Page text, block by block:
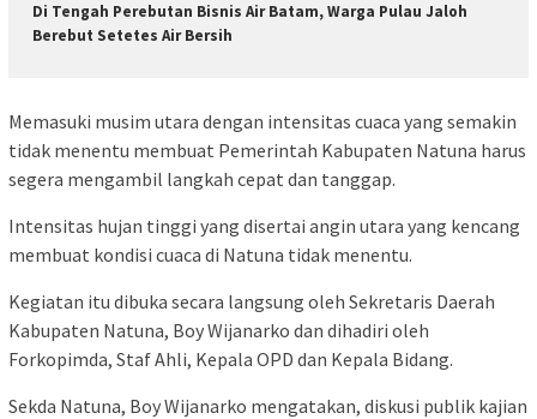
Di Tengah Perebutan Bisnis Air Batam, Warga Pulau Jaloh
Berebut Setetes Air Bersih
Memasuki musim utara dengan intensitas cuaca yang semakin
tidak menentu membuat Pemerintah Kabupaten Natuna harus
segera mengambil langkah cepat dan tanggap.
Intensitas hujan tinggi yang disertai angin utara yang kencang
membuat kondisi cuaca di Natuna tidak menentu.
Kegiatan itu dibuka secara langsung oleh Sekretaris Daerah
Kabupaten Natuna, Boy Wijanarko dan dihadiri oleh
Forkopimda, Staf Ahli, Kepala OPD dan Kepala Bidang.
Sekda Natuna, Boy Wijanarko mengatakan, diskusi publik kajian